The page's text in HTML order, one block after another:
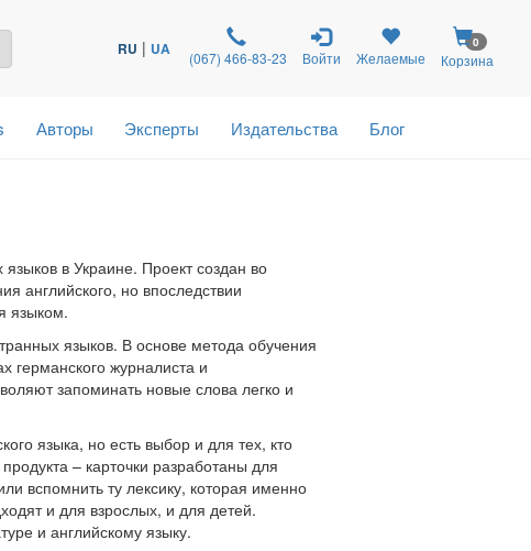
RU | UA (067) 466-83-23 Войти Желаемые
0
Корзина
Авторы Эксперты Издательства Блог
в Украине. Проект создан во
английского, но впоследствии
языком.
языков. В основе метода обучения
германского журналиста и
запоминать новые слова легко и
языка, но есть выбор и для тех, кто
– карточки разработаны для
вспомнить ту лексику, которая именно
и для взрослых, и для детей.
и английскому языку.